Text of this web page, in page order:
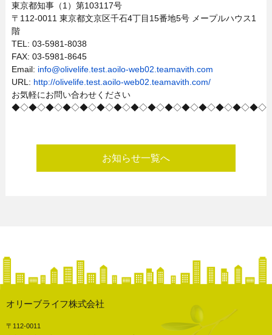
東京都知事（1）第103117号
〒112-0011 東京都文京区千石4丁目15番地5号 メープルハウス1
階
TEL: 03-5981-8038
FAX: 03-5981-8645
Email: info@olivelife.test.aoilo-web02.teamavith.com
URL: http://olivelife.test.aoilo-web02.teamavith.com/
お気軽にお問い合わせください
◆◇◆◇◆◇◆◇◆◇◆◇◆◇◆◇◆◇◆◇◆◇◆◇◆◇◆◇◆◇
お知らせ一覧へ
オリーブライフ株式会社
〒112-0011